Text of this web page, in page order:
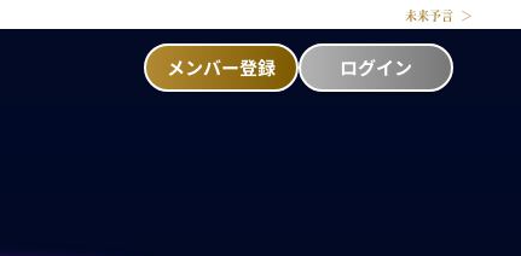
未来予言
メンバー登録 ログイン